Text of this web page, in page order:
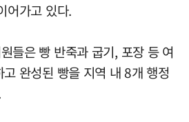
어가고 있다.
들은 빵 반죽과 굽기, 포장 등 여
완성된 빵을 지역 내 8개 행정